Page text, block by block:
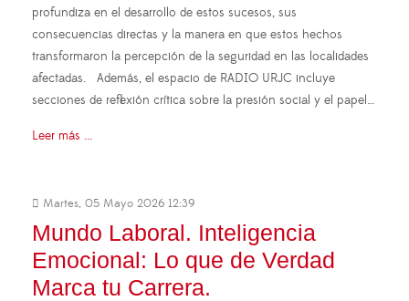
profundiza en el desarrollo de estos sucesos, sus
consecuencias directas y la manera en que estos hechos
transformaron la percepción de la seguridad en las localidades
afectadas. Además, el espacio de RADIO URJC incluye
secciones de reflexión crítica sobre la presión social y el papel…
Leer más ...
Martes, 05 Mayo 2026 12:39
Mundo Laboral. Inteligencia
Emocional: Lo que de Verdad
Marca tu Carrera.